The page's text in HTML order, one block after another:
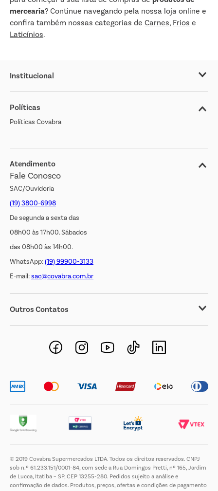
mercearia? Continue navegando pela nossa loja online e
confira também nossas categorias de Carnes, Frios e
Laticínios.
Institucional
Sobre o Covabra
Nossas Lojas
Cliente Bem Estar
Jornal de Ofertas
Transparência Salarial
Políticas
Políticas Covabra
Atendimento
Fale Conosco
SAC/Ouvidoria
(19) 3800-6998
De segunda a sexta das
08h00 às 17h00. Sábados
das 08h00 às 14h00.
WhatsApp:(19) 99900-3133
E-mail:sac@covabra.com.br
Outros Contatos
Negócios Imobiliários
Novos Fornecedores
© 2019 Covabra Supermercados LTDA. Todos os direitos reservados. CNPJ
sob n.º 61.233.151/0001-84, com sede a Rua Domingos Pretti, nº 165, Jardim
de Lucca, Itatiba – SP, CEP 13255-280. Pedidos sujeito a análise e
confirmação de dados. Produtos, preços, ofertas e condições de pagamento